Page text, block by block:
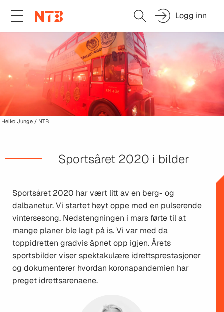
Logg inn
Heiko Junge / NTB
Sportsåret 2020 i bilder
Sportsåret 2020 har vært litt av en berg- og
dalbanetur. Vi startet høyt oppe med en pulserende
vintersesong. Nedstengningen i mars førte til at
mange planer ble lagt på is. Vi var med da
toppidretten gradvis åpnet opp igjen. Årets
sportsbilder viser spektakulære idrettsprestasjoner
og dokumenterer hvordan koronapandemien har
preget idrettsarenaene.